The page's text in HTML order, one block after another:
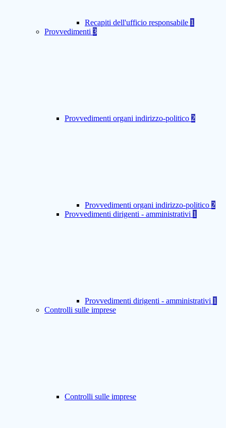
Recapiti dell'ufficio responsabile 1
Provvedimenti 3
Provvedimenti organi indirizzo-politico 2
Provvedimenti organi indirizzo-politico 2
Provvedimenti dirigenti - amministrativi 1
Provvedimenti dirigenti - amministrativi 1
Controlli sulle imprese
Controlli sulle imprese